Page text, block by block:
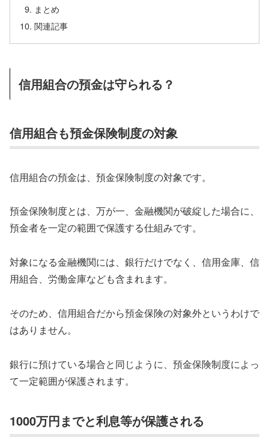
まとめ
関連記事
信用組合の預金は守られる？
信用組合も預金保険制度の対象
信用組合の預金は、預金保険制度の対象です。
預金保険制度とは、万が一、金融機関が破綻した場合に、
預金者を一定の範囲で保護する仕組みです。
対象になる金融機関には、銀行だけでなく、信用金庫、信
用組合、労働金庫なども含まれます。
そのため、信用組合だから預金保険の対象外というわけで
はありません。
銀行に預けている場合と同じように、預金保険制度によっ
て一定範囲が保護されます。
1000万円までと利息等が保護される